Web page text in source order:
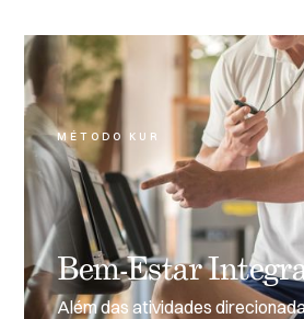
MÉTODO KUR
Bem-Estar
Além das atividades